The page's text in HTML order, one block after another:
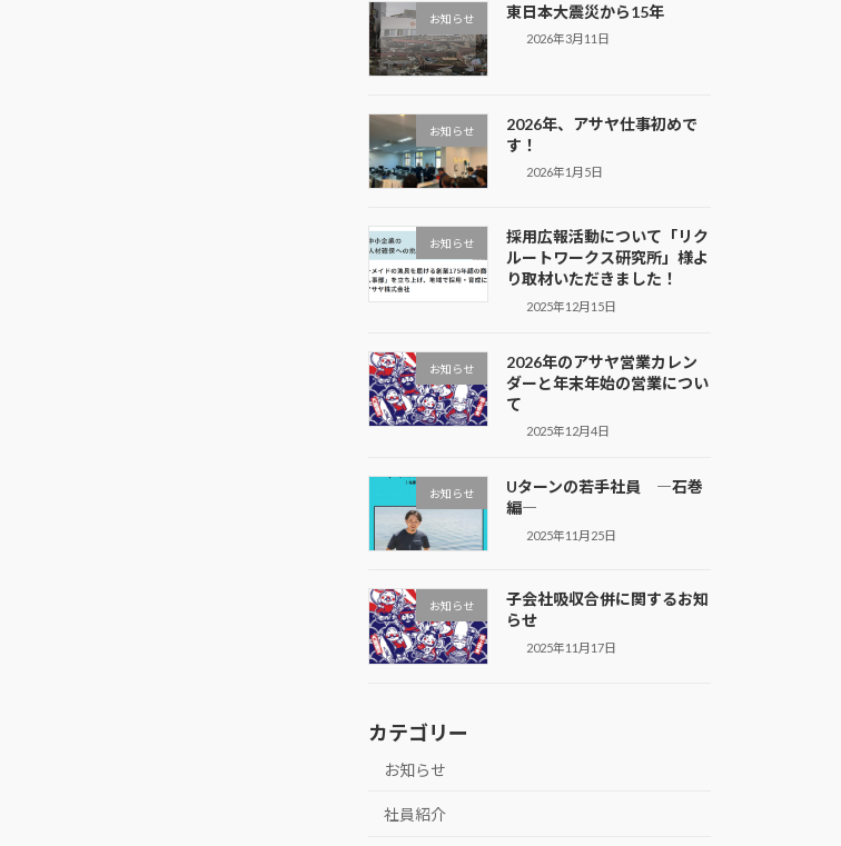
お知らせ 東日本大震災から15年
2026年3月11日
お知らせ
2026年、アサヤ仕事初めで
す！
2026年1月5日
お知らせ
採用広報活動について「リク
ルートワークス研究所」様よ
り取材いただきました！
2025年12月15日
お知らせ
2026年のアサヤ営業カレン
ダーと年末年始の営業につい
て
2025年12月4日
お知らせ
Uターンの若手社員 ―石巻
編―
2025年11月25日
お知らせ
子会社吸収合併に関するお知
らせ
2025年11月17日
カテゴリー
お知らせ
社員紹介